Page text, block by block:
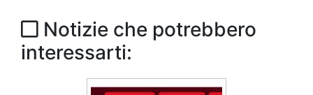
Notizie che potrebbero
interessarti: